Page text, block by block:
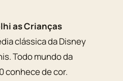
as Crianças
clássica da Disney
Todo mundo da
conhece de cor.